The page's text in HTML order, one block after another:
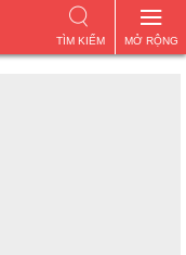
MỞ RỘNG
TÌM KIẾM